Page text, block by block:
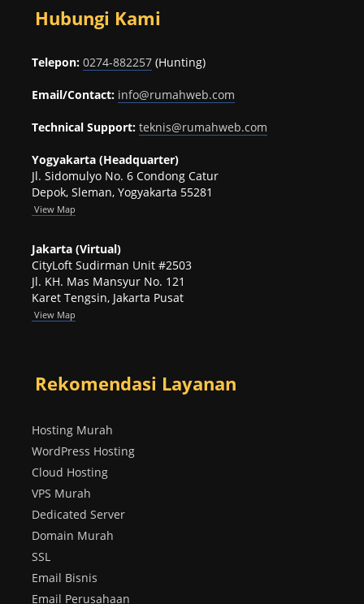
Hubungi Kami
Telepon: 0274-882257 (Hunting)
Email/Contact: info@rumahweb.com
Technical Support: teknis@rumahweb.com
Yogyakarta (Headquarter)
Jl. Sidomulyo No. 6 Condong Catur
Depok, Sleman, Yogyakarta 55281
View Map
Jakarta (Virtual)
CityLoft Sudirman Unit #2503
Jl. KH. Mas Mansyur No. 121
Karet Tengsin, Jakarta Pusat
View Map
Rekomendasi Layanan
Hosting Murah
WordPress Hosting
Cloud Hosting
VPS Murah
Dedicated Server
Domain Murah
SSL
Email Bisnis
Email Perusahaan